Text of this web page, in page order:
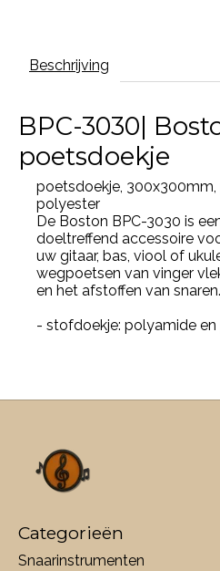
Beschrijving
BPC-3030|
poetsdoekje
poetsdoekje,
polyester
De Boston BPC-3030 is
doeltreffend accessoire
uw gitaar, bas, viool of
wegpoetsen van vinger
en het afstoffen van snaren.
- stofdoekje: polyamide
Categorieën
Snaarinstrumenten